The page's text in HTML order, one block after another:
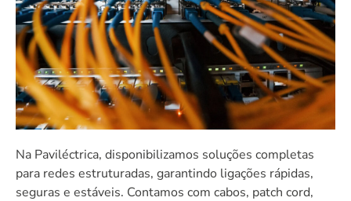
Na Paviléctrica, disponibilizamos soluções completas
para redes estruturadas, garantindo ligações rápidas,
seguras e estáveis. Contamos com cabos, patch cord,